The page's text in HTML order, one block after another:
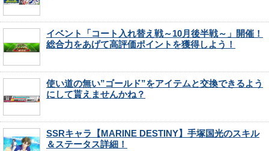
イベント「コート入れ替え戦～10月後半戦～」開催！
総合力をあげて高評価ポイントを獲得しよう！
使い道の無い”ゴールド”をアイテムと交換できるよう
にして貰えませんかね？
SSRキャラ【MARINE DESTINY】手塚国光のスキル
＆ステータス詳細！